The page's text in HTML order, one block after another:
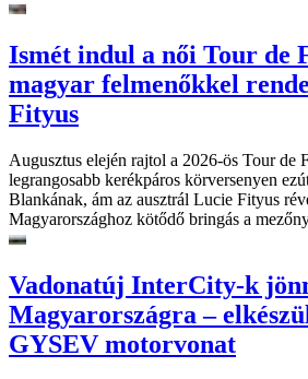
Ismét indul a női Tour de
magyar felmenőkkel
Fityus
Augusztus elején rajtol a 2026-ös Tour de
legrangosabb kerékpáros körversenyen
Blankának, ám az ausztrál Lucie Fityus
Magyarországhoz kötődő bringás a
Vadonatúj InterCity-k
Magyarországra –
GYSEV motorvonat